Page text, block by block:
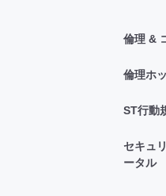
倫理 &
倫理ホ
ST行動
セキュ
ータル